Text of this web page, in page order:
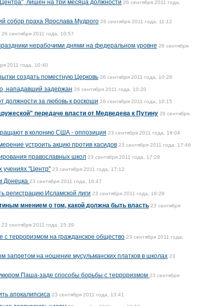
лишен на три месяца должности 26 сентября 2011 года,
собор праха Ярослава Мудрого 26 сентября 2011 года, 11:12
26 сентября 2011 года, 10:57
нерабочими днями на федеральном уровне 26 сентября
2011 года, 10:40
создать поместную Церковь 26 сентября 2011 года, 10:28
нападавший задержан 26 сентября 2011 года, 10:20
должности за любовь к роскоши 26 сентября 2011 года, 10:15
передаче власти от Медведева к Путину 26 сентября
в колонию США - оппозиция 23 сентября 2011 года, 18:04
устроить акцию против хасидов 23 сентября 2011 года, 17:46
православных школ 23 сентября 2011 года, 17:29
учениях "Центр" 23 сентября 2011 года, 17:12
Донецка 23 сентября 2011 года, 16:47
регистрацию Исламской лиги 23 сентября 2011 года, 16:28
мнением о том, какой должна быть власть 23 сентября
23 сентября 2011 года, 15:39
с терроризмом на гражданское общество 23 сентября 2011 года,
запретом на ношение мусульманских платков в школах 23
Паша-заде способы борьбы с терроризмом 23 сентября
апокалипсиса 23 сентября 2011 года, 13:41